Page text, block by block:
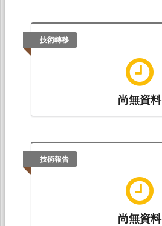
技術轉移
尚無資料
技術報告
尚無資料